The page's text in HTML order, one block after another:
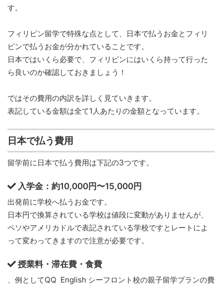
す。
フィリピン留学で特殊な点として、日本で払うお金とフィリ
ピンで払うお金が分かれていることです。
日本ではいくら必要で、フィリピンにはいくら持って行った
ら良いのか確認しておきましょう！
ではその費用の内訳を詳しく見ていきます。
表記している金額は全て1人あたりの金額となっています。
日本で払う費用
留学前に日本で払う費用は下記の3つです。
入学金：約10,000円〜15,000円
出発前に学校へ払うお金です。
日本円で換算されている学校は値段に変動がありませんが、
ペソやアメリカドルで表記されている学校ですとレートによ
って変わってきますので注意が必要です。
授業料・滞在費・食費
、例としてQQ English シーフロント校の親子留学プランの費